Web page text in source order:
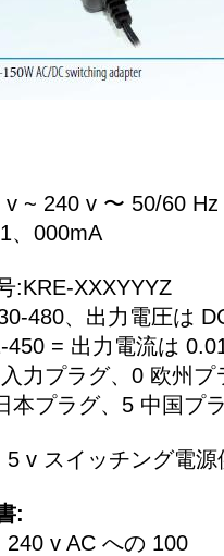
v ~ 240 v 〜 50/60
、000mA
:KRE-XXXYYYZ
480、出力電圧は
450 = 出力電流は
力プラグ、0 欧州
本プラグ、5 中国プ
5 v スイッチング電
:
240 v AC への 100